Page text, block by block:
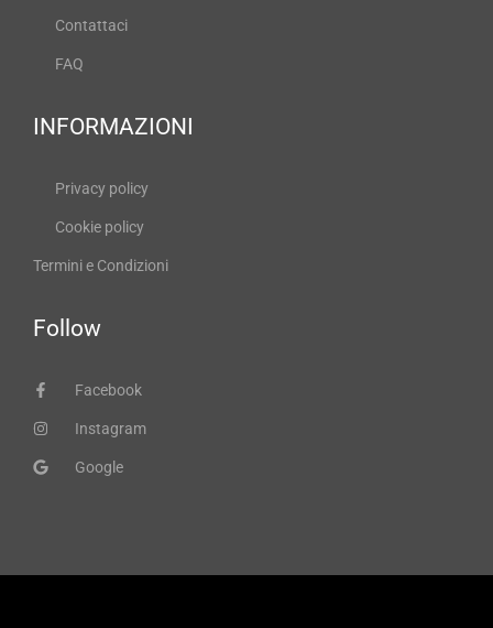
Contattaci
FAQ
INFORMAZIONI
Privacy policy
Cookie policy
Termini e Condizioni
Follow
Facebook
Instagram
Google